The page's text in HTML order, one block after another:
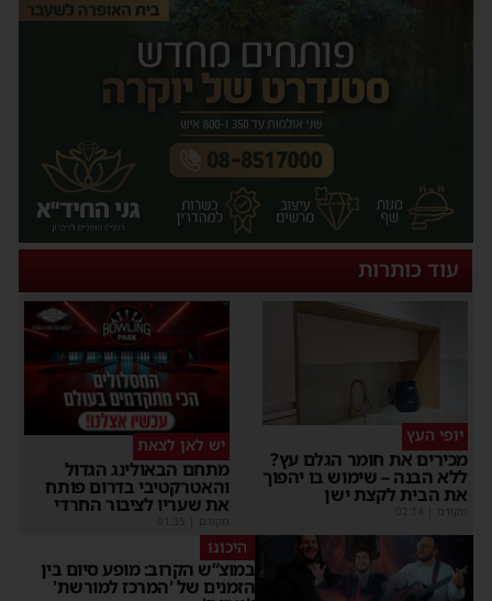
עוד כותרות
יופי העץ
מכירים את חומר הגלם עץ?
ללא הבנה – שימוש בו יהפוך
את הבית לקצת ישן
מקודם
יש לאן לצאת
מתחם הבאולינג הגדול
והאטרקטיבי בדרום פותח
את שעריו לציבור החרדי
מקודם
היכונו
במוצ”ש הקרוב: מופע סיום בין
הזמנים של 'המרכז למורשת'